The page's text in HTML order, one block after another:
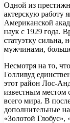
Одной из
актерскую работу
Американской
наук с 1929 года.
статуэтку сильна,
мужчинами,
Несмотря на то,
Голливуд
этот район Лос-
известным местом
всего мира. В
дополнительные
«Золотой Глобус»,